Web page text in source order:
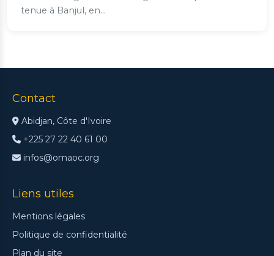
tenue à Banjul, en...
Contact
Abidjan, Côte d'Ivoire
+225 27 22 40 61 00
infos@omaoc.org
Liens utiles
Mentions légales
Politique de confidentialité
Plan du site